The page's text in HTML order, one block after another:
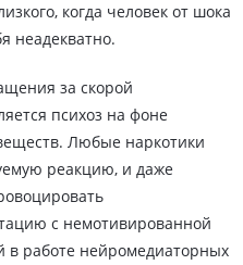
когда человек от шока
неадекватно.
за скорой
психоз на фоне
Любые наркотики
реакцию, и даже
с немотивированной
в работе нейромедиаторных